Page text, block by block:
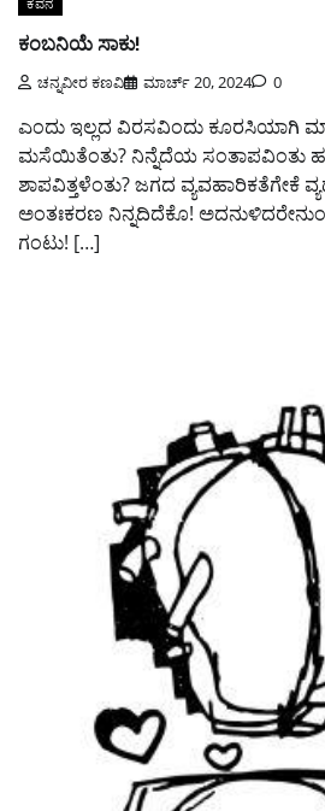
ಕಂಬನಿಯೆ ಸಾಕು!
ಚನ್ನವೀರ ಕಣವಿ ಮಾರ್ಚ್ 20, 2024 0
ಎಂದು ಇಲ್ಲದ ವಿರಸವಿಂದು ಕೂರಸಿಯಾಗಿ
ಮಸೆಯಿತೆಂತು? ನಿನ್ನೆದೆಯ
ಶಾಪವಿತ್ತಳೆಂತು? ಜಗದ ವ್ಯವಹಾರಿಕತೆಗೇಕೆ
ಅಂತಃಕರಣ ನಿನ್ನದಿದೆಕೊ!
ಗಂಟು! […]